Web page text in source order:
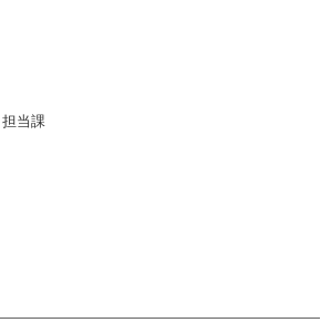
当課